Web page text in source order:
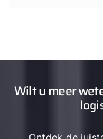
Wilt u meer